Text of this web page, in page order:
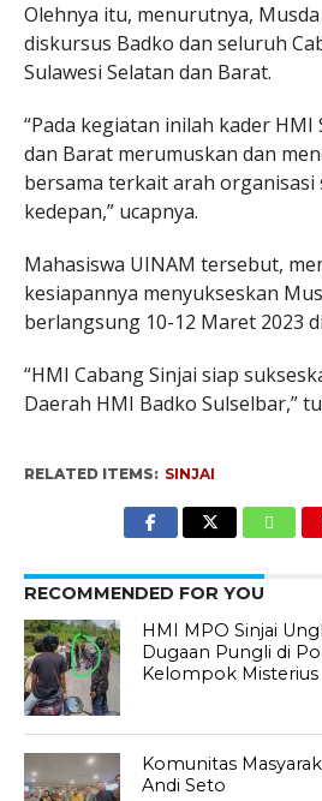
Olehnya itu, menurutnya,
diskursus Badko dan seluruh
Sulawesi Selatan dan Barat.
“Pada kegiatan inilah kader HMI
dan Barat merumuskan dan
bersama terkait arah organisasi
kedepan,” ucapnya.
Mahasiswa UINAM tersebut,
kesiapannya menyukseskan
berlangsung 10-12 Maret 2023
“HMI Cabang Sinjai siap
Daerah HMI Badko Sulselbar,”
RELATED ITEMS: SINJAI
RECOMMENDED FOR YOU
HMI MPO Sinjai
Dugaan Pungli di
Kelompok Misterius
Komunitas
Andi Seto